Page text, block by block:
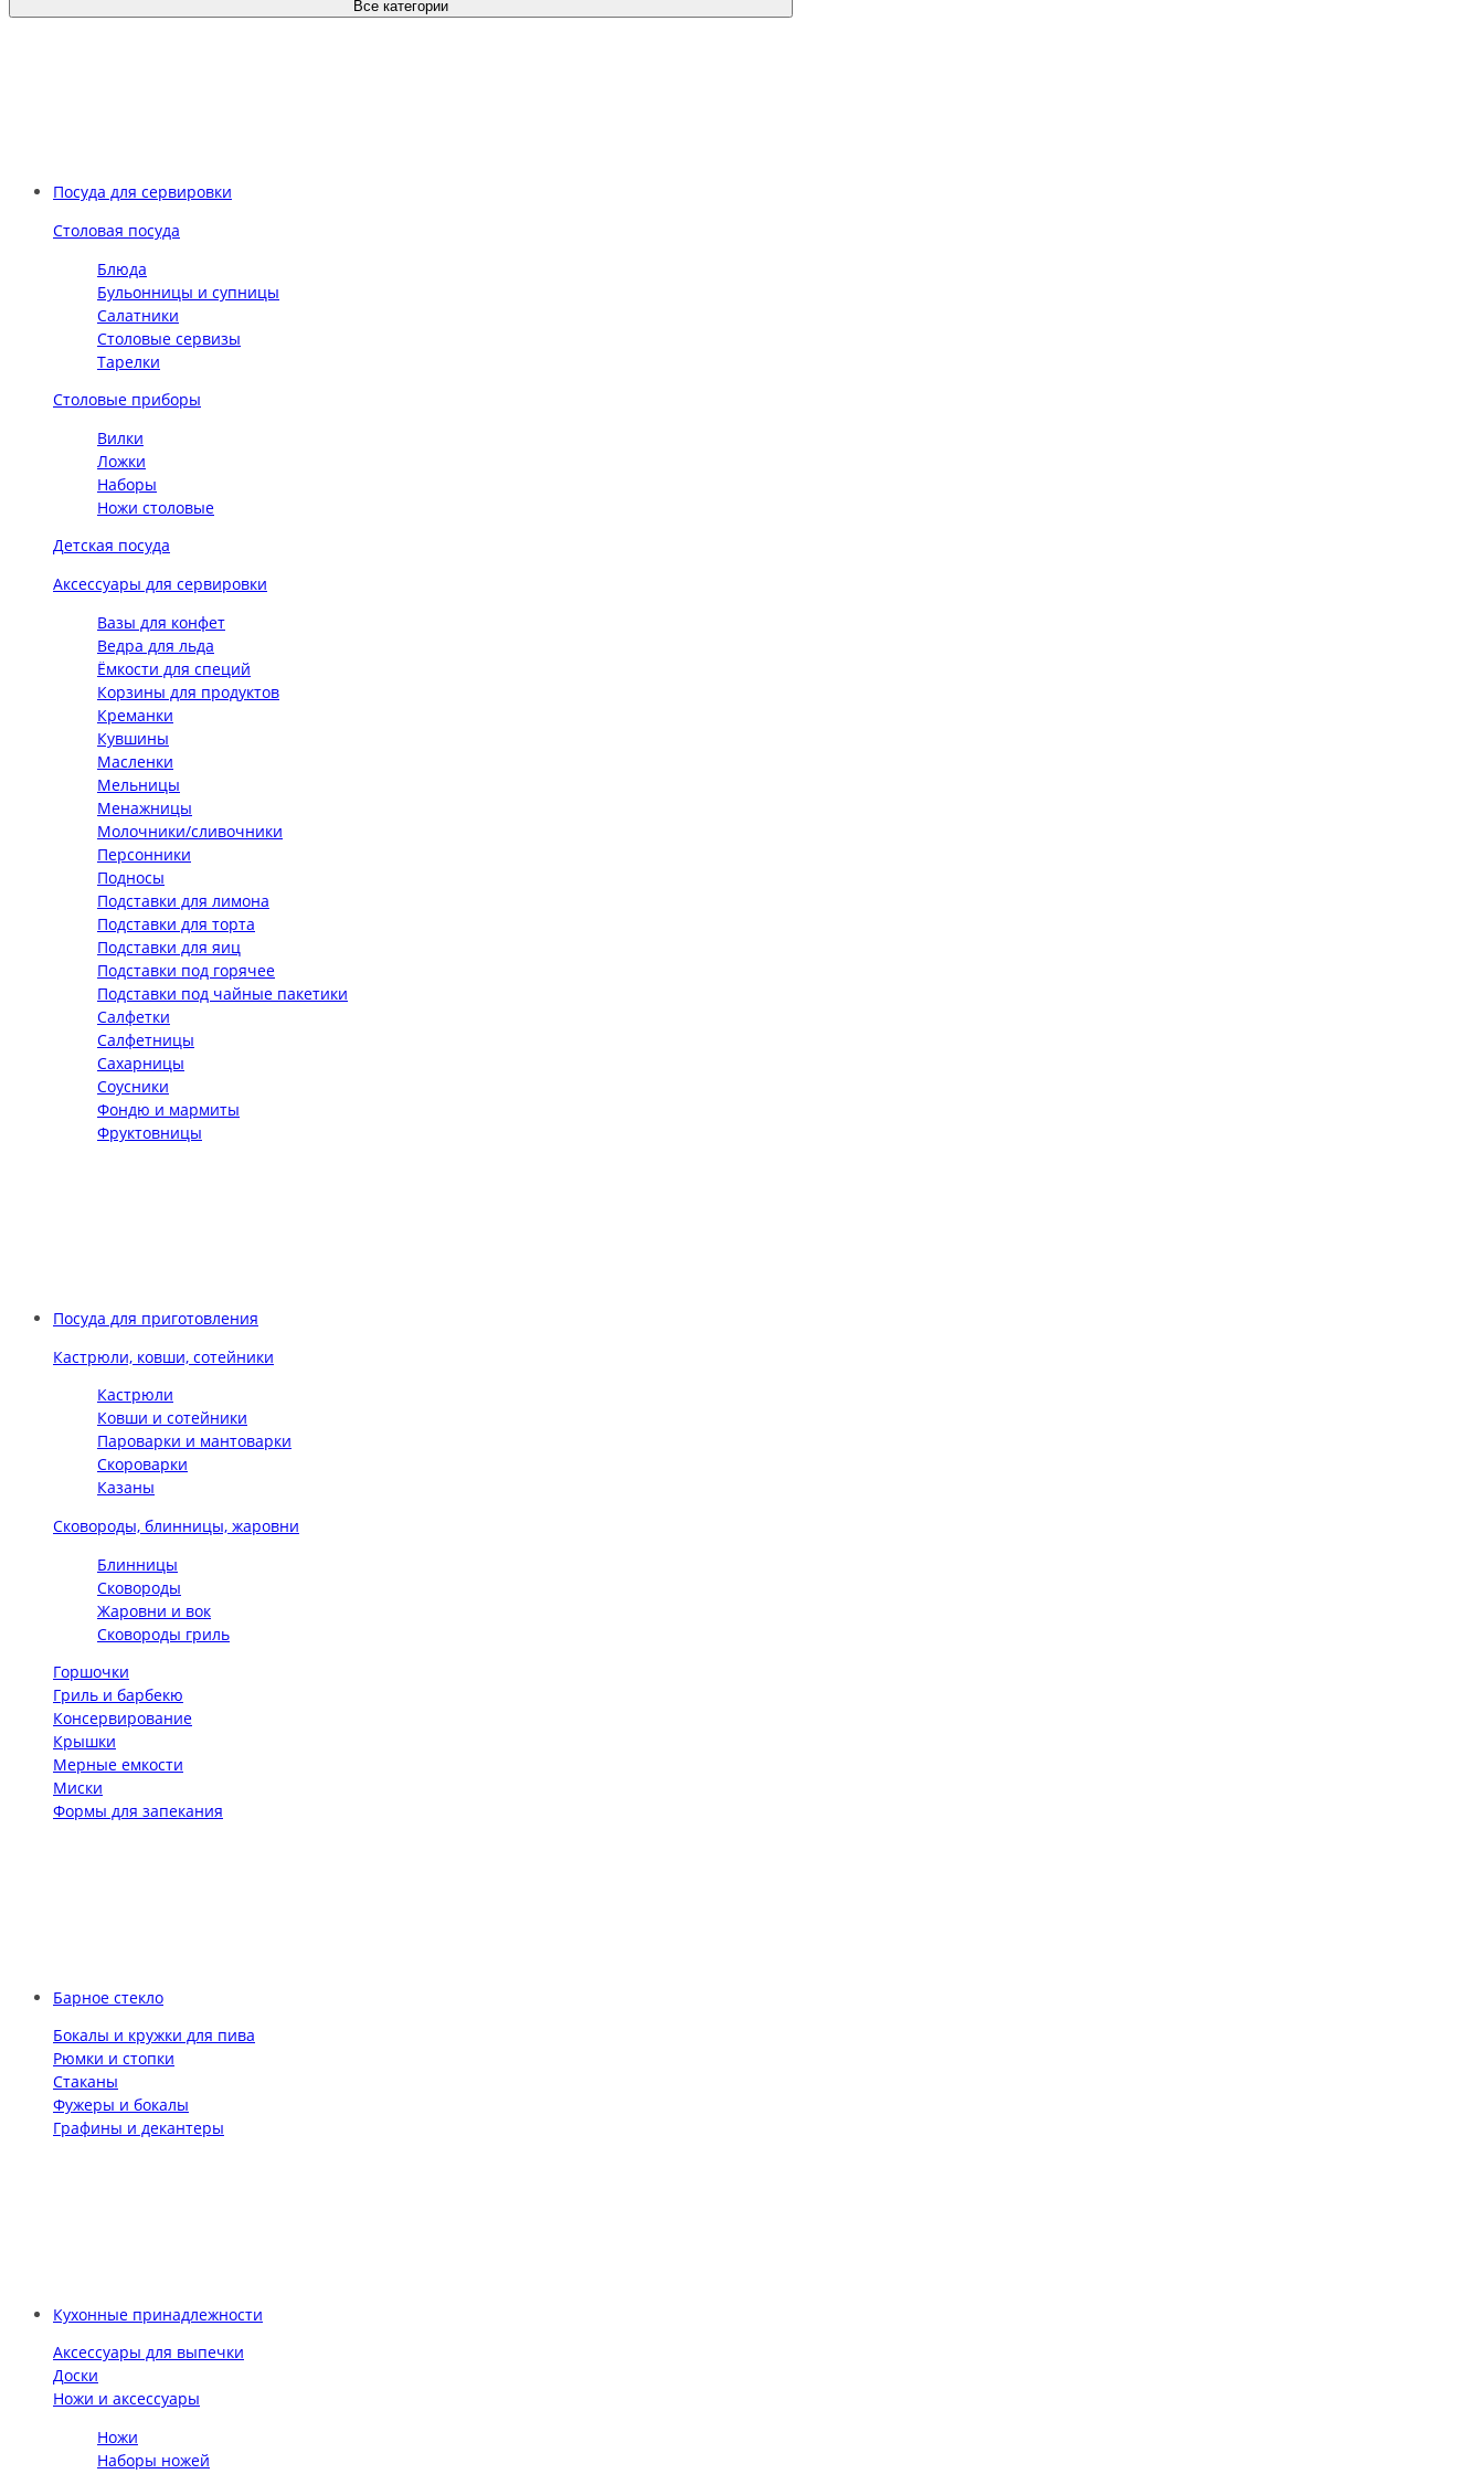
Все категории
Посуда для сервировки
Столовая посуда
Блюда
Бульонницы и супницы
Салатники
Столовые сервизы
Тарелки
Столовые приборы
Вилки
Ложки
Наборы
Ножи столовые
Детская посуда
Аксессуары для сервировки
Вазы для конфет
Ведра для льда
Ёмкости для специй
Корзины для продуктов
Креманки
Кувшины
Масленки
Мельницы
Менажницы
Молочники/сливочники
Персонники
Подносы
Подставки для лимона
Подставки для торта
Подставки для яиц
Подставки под горячее
Подставки под чайные пакетики
Салфетки
Салфетницы
Сахарницы
Соусники
Фондю и мармиты
Фруктовницы
Посуда для приготовления
Кастрюли, ковши, сотейники
Кастрюли
Ковши и сотейники
Пароварки и мантоварки
Скороварки
Казаны
Сковороды, блинницы, жаровни
Блинницы
Сковороды
Жаровни и вок
Сковороды гриль
Горшочки
Гриль и барбекю
Консервирование
Крышки
Мерные емкости
Миски
Формы для запекания
Барное стекло
Бокалы и кружки для пива
Рюмки и стопки
Стаканы
Фужеры и бокалы
Графины и декантеры
Кухонные принадлежности
Аксессуары для выпечки
Доски
Ножи и аксессуары
Ножи
Наборы ножей